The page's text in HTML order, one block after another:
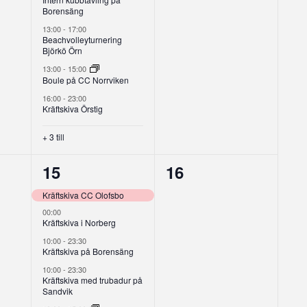
Borensäng
13:00- 17:00
Beachvolleyturnering
Björkö Örn
13:00- 15:00
Boule på CC Norrviken
16:00-23:00
Kräftskiva Örstig
+ 3 till
8
evenemang,
15
Kräftskiva CC Olofsbo
00:00
Kräftskiva i Norberg
10:00-23:30
Kräftskiva på Borensäng
10:00-23:30
Kräftskiva med trubadur på
Sandvik
0
16